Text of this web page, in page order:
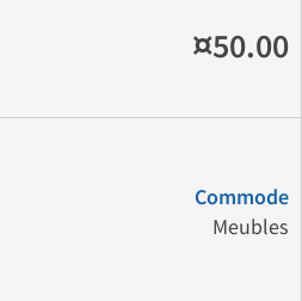
¤50.00
Commode
Meubles